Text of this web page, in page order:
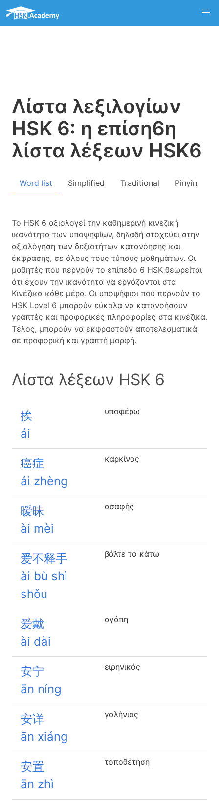
Λίστα λεξιλογίων
HSK 6: η επίση6η
λίστα λέξεων HSK6
Word list Simplified Traditional Pinyin
Το HSK 6 αξιολογεί την καθημερινή κινεζική
ικανότητα των υποψηφίων, δηλαδή στοχεύει στην
αξιολόγηση των δεξιοτήτων κατανόησης και
έκφρασης, σε όλους τους τύπους μαθημάτων. Οι
μαθητές που περνούν το επίπεδο 6 HSK θεωρείται
ότι έχουν την ικανότητα να εργάζονται στα
Κινέζικα κάθε μέρα. Οι υποψήφιοι που περνούν το
HSK Level 6 μπορούν εύκολα να κατανοήσουν
γραπτές και προφορικές πληροφορίες στα κινέζικα.
Τέλος, μπορούν να εκφραστούν αποτελεσματικά
σε προφορική και γραπτή μορφή.
Λίστα λέξεων HSK 6
挨
ái
υποφέρω
癌症
ái zhèng
καρκίνος
暧昧
ài mèi
ασαφής
爱不释手
ài bù shì
shǒu
βάλτε το κάτω
爱戴
ài dài
αγάπη
安宁
ān níng
ειρηνικός
安详
ān xiáng
γαλήνιος
安置
ān zhì
τοποθέτηση